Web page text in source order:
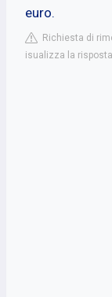
euro.
Richiesta di
isualizza la